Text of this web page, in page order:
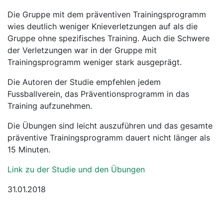
Die Gruppe mit dem präventiven Trainingsprogramm
wies deutlich weniger Knieverletzungen auf als die
Gruppe ohne spezifisches Training. Auch die Schwere
der Verletzungen war in der Gruppe mit
Trainingsprogramm weniger stark ausgeprägt.
Die Autoren der Studie empfehlen jedem
Fussballverein, das Präventionsprogramm in das
Training aufzunehmen.
Die Übungen sind leicht auszuführen und das gesamte
präventive Trainingsprogramm dauert nicht länger als
15 Minuten.
Link zu der Studie und den Übungen
31.01.2018